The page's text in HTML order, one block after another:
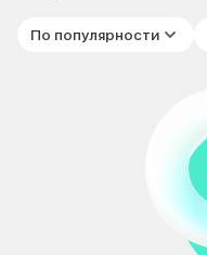
По популярности